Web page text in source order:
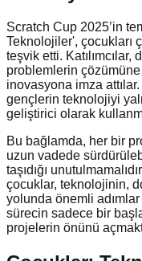
Scratch Cup 2025’in
Teknolojiler', çocukları
teşvik etti.
problemlerin
inovasyona imza
gençlerin teknolojiyi
geliştirici olarak
Bu bağlamda, her bir
uzun vadede
taşıdığı
çocuklar, teknolojinin,
yolunda önemli
sürecin sadece bir
projelerin önünü